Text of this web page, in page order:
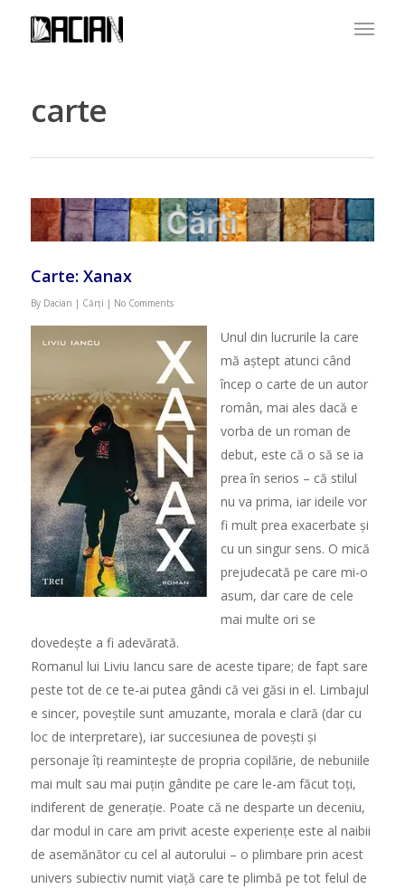
carte
Carte: Xanax
By Dacian | Cărți | No Comments
Unul din lucrurile la care
mă aștept atunci când
încep o carte de un autor
român, mai ales dacă e
vorba de un roman de
debut, este că o să se ia
prea în serios – că stilul
nu va prima, iar ideile vor
fi mult prea exacerbate și
cu un singur sens. O mică
prejudecată pe care mi-o
asum, dar care de cele
mai multe ori se
dovedește a fi adevărată.
Romanul lui Liviu Iancu sare de aceste tipare; de fapt sare
peste tot de ce te-ai putea gândi că vei găsi in el. Limbajul
e sincer, poveștile sunt amuzante, morala e clară (dar cu
loc de interpretare), iar succesiunea de povești și
personaje îți reamintește de propria copilărie, de nebuniile
mai mult sau mai puțin gândite pe care le-am făcut toți,
indiferent de generație. Poate că ne desparte un deceniu,
dar modul in care am privit aceste experiențe este al naibii
de asemănător cu cel al autorului – o plimbare prin acest
univers subiectiv numit viață care te plimbă pe tot felul de